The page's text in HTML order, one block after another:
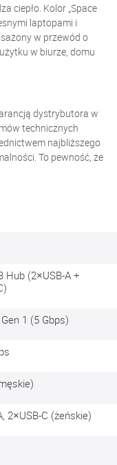
ciepło. Kolor „Space
laptopami i
w przewód o
w biurze, domu
dystrybutora w
technicznych
najbliższego
To pewność, że
Hub (2×USB-A +
1 (5 Gbps)
2×USB-C (żeńskie)